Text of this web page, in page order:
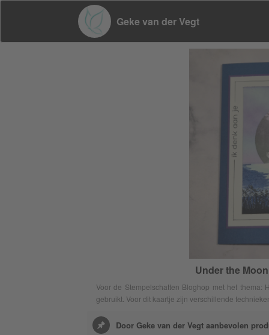
Geke van der Vegt
Under the
Voor de Stempelschatten Bloghop met het
gebruikt. Voor dit kaartje zijn verschillende
Door Geke van der Vegt aanbevolen